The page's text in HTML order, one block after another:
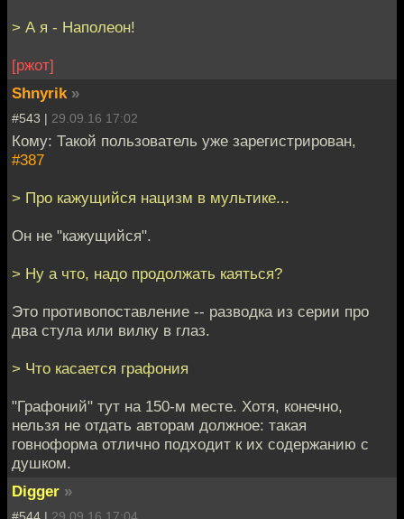
> А я - Наполеон!
[ржот]
Shnyrik »
#543 | 29.09.16 17:02
Кому: Такой пользователь уже зарегистрирован,
#387
> Про кажущийся нацизм в мультике...
Он не "кажущийся".
> Ну а что, надо продолжать каяться?
Это противопоставление -- разводка из серии про
два стула или вилку в глаз.
> Что касается графония
"Графоний" тут на 150-м месте. Хотя, конечно,
нельзя не отдать авторам должное: такая
говноформа отлично подходит к их содержанию с
душком.
Digger »